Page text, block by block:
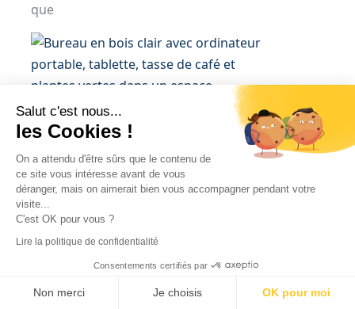
que
La prime vacances Syntec
La convention collective Syntec prévoit le
versement obligatoire d’une prime de vacances
à l’ensemble des salariés. Nous allons voir
comment la calculer et la verser.
Salut c'est nous...
les Cookies !
On a attendu d'être sûrs que le contenu de
ce site vous intéresse avant de vous
déranger, mais on aimerait bien vous accompagner pendant votre
visite...
C'est OK pour vous ?
Lire la politique de confidentialité
Consentements certifiés par
Non merci Je choisis OK pour moi